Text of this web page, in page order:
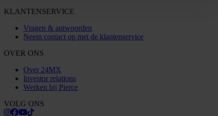
KLANTENSERVICE
Vragen & antwoorden
Neem contact op met de klantenservice
OVER ONS
Over 24MX
Investor relations
Werken bij Pierce
VOLG ONS